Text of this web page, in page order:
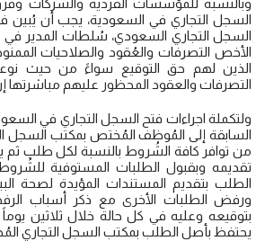
وبالنسبة للمؤسسات الفردية والشركات
السجل التجاري في السعودية، يجب أن
السجل التجاري السعودي، سُلطات المدير في
الأخص التصرفات والعُقود والصلاحيات
الذين لهم حق التوقيع سواءً من حيث
التصرفات والعقود المحظور عليهم مباشرتها
ولتكملة اجراءات فتح السجل التجاري في
السابقة إلى المُوظف المُختص بمكتب السجل
من توافر كافة الشُروط بالنسبة لكل طلب ثم
تقديمه وبقبول الطلبات المستوفية
الطلب بتقديم المستندات المؤيدة لصحة
ورفض الطلبات الأخرى مع ذكر أسباب
بتوقيعه وعليه في كل حالة خلال ثلاثين
يحتفظ بأصل الطلب بمكتب السجل التجاري